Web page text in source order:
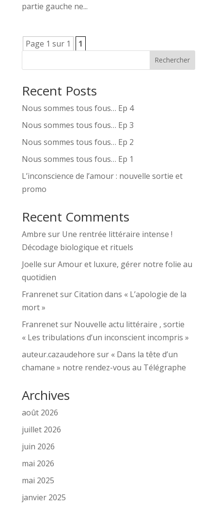
partie gauche ne...
Page 1 sur 1 1
Rechercher
Recent Posts
Nous sommes tous fous… Ep 4
Nous sommes tous fous… Ep 3
Nous sommes tous fous… Ep 2
Nous sommes tous fous… Ep 1
L’inconscience de l’amour : nouvelle sortie et
promo
Recent Comments
Ambre sur Une rentrée littéraire intense !
Décodage biologique et rituels
Joelle surAmour et luxure, gérer notre folie au
quotidien
FranrenetsurCitation dans « L’apologie de la
mort »
Franrenetsur Nouvelle actu littéraire , sortie
« Les tribulations d’un inconscient incompris »
auteur.cazaudehore sur « Dans la tête d’un
chamane » notre rendez-vous au Télégraphe
Archives
août 2026
juillet 2026
juin 2026
mai 2026
mai 2025
janvier 2025